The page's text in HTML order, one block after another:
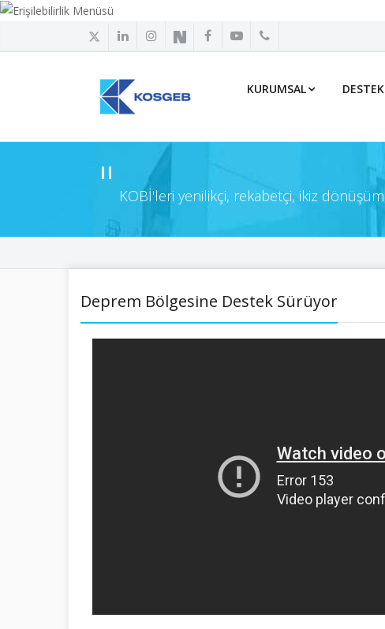
KURUMSAL
KOBİ'leri yenilikçi, rekabetçi, ikiz
Deprem Bölgesine Destek Sürüyor